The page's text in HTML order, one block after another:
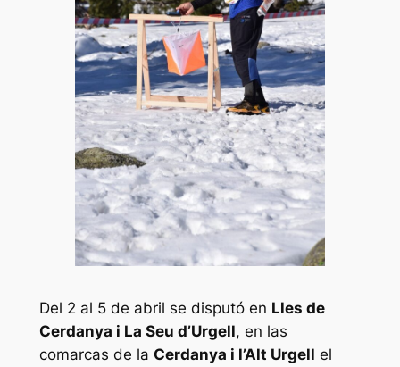
Del 2 al 5 de abril se disputó en Lles de
Cerdanya i La Seu d’Urgell, en las
comarcas de la Cerdanya i l’Alt Urgell el